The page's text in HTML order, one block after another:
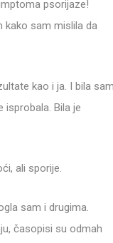
psorijaze!
kako sam mislila da
kao i ja. I bila sam
isprobala. Bila je
ali sporije.
sam i drugima.
časopisi su odmah